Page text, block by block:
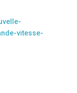
vitesse-